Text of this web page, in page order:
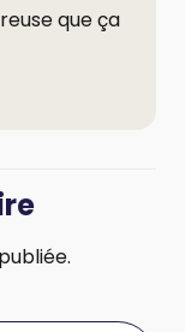
que ça